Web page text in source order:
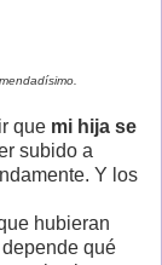
que mi hija se
subido a
Y los
hubieran
qué